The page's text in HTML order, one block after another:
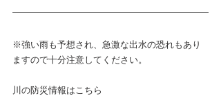
※強い雨も予想され、急激な出水の恐れもあり
ますので十分注意してください。
川の防災情報はこちら